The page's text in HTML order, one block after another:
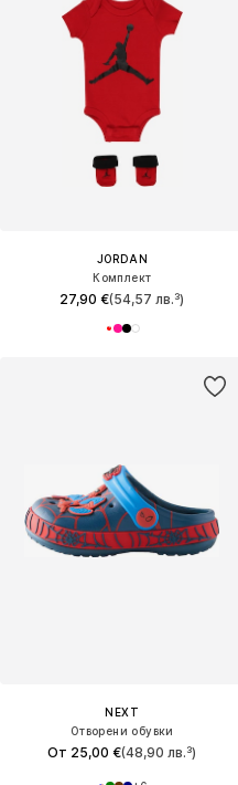
JORDAN
Комплект
27,90 €(54,57 лв.³)
NEXT
Отворени обувки
От 25,00 €(48,90 лв.³)